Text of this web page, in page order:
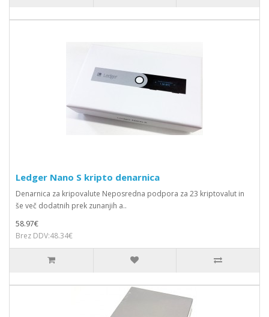
Ledger Nano S kripto denarnica
Denarnica za kripovalute Neposredna podpora za 23 kriptovalut in
še več dodatnih prek zunanjih a..
58.97€
Brez DDV:48.34€